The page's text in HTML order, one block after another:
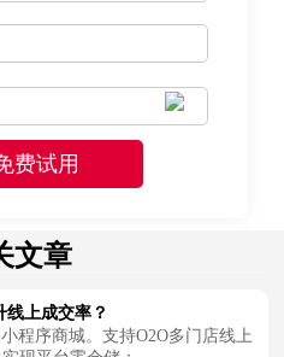
文章
线上成交率？
程序商城。支持O2O多门店线上